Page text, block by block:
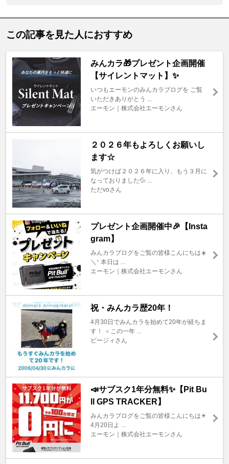
この記事を見た人におすすめ
みんカラ🎁プレゼント企画開催
【サイレントマット】✨
いつもエーモンのみんカラブログを ご覧
いただきありがとう ...
エーモン｜株式会社エーモンさん
２０２６年もよろしくお願いし
ます☆
気がつけば２０２６年に入り、もう３月に
なっておりました💦 ...
ただvoさん
プレゼント企画開催中🎉【Insta
gram】
みんカラブログをご覧の皆様こんにちは☀️
＼ᐠ 本日は ...
エーモン｜株式会社エーモンさん
祝・みんカラ歴20年！
4月30日でみんカラを始めて20年が経ちま
す！ ＜この一年 ...
ビージィさん
📣サブスク1年分無料✨【Pit Bu
ll GPS TRACKER】
みんカラブログをご覧の皆様こんにちは☀︎
4月20日よ ...
エーモン｜株式会社エーモンさん